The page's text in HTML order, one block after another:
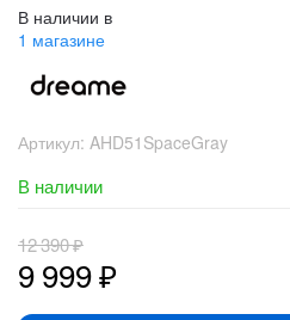
В наличии в
1 магазине
Артикул: AHD51SpaceGray
В наличии
9 999₽
12 390₽